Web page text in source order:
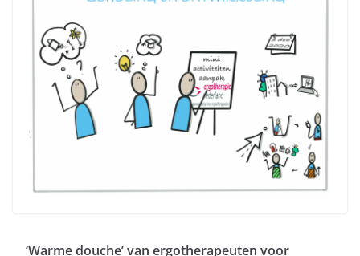
‘Warme douche’ van ergotherapeuten voor